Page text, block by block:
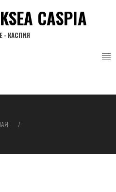
CASPIA
- КАСПИЯ